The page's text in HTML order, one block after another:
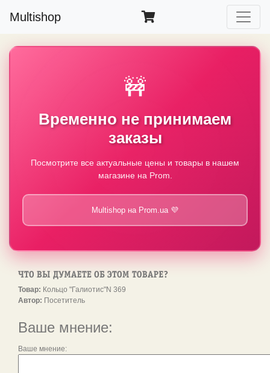
Multishop
🚧
Временно не принимаем
заказы
Посмотрите все актуальные цены и товары в нашем
магазине на Prom.
Multishop на Prom.ua 💜
Товар: Кольцо "Галиотис"N 369
Автор: Посетитель
Ваше мнение:
Ваше мнение: